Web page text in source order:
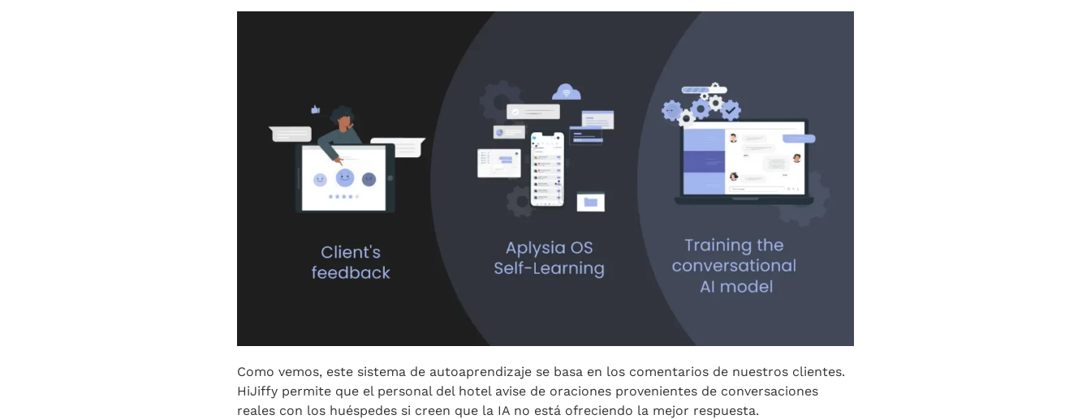
Como vemos, este sistema de autoaprendizaje se basa en los comentarios de nuestros clientes.
HiJiffy permite que el personal del hotel avise de oraciones provenientes de conversaciones
reales con los huéspedes si creen que la IA no está ofreciendo la mejor respuesta.